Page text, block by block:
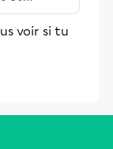
élèves
voir si tu